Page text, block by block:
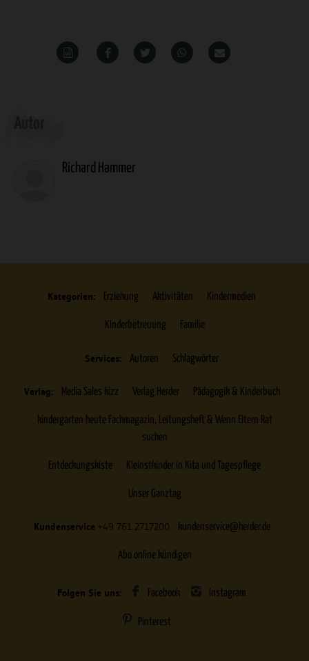
Richard Hammer
Kategorien: Erziehung Aktivitäten Kindermedien
Kinderbetreuung Familie
Services: Autoren Schlagwörter
Verlag: Media Sales kizz Verlag Herder Pädagogik & Kinderbuch
kindergarten heute Fachmagazin, Leitungsheft & Wenn Eltern Rat
suchen
Entdeckungskiste Kleinstkinder in Kita und Tagespflege
Unser Ganztag
Kundenservice +49 761 2717200 kundenservice@herder.de
Abo online kündigen
Folgen Sie uns: Facebook Instagram
Pinterest